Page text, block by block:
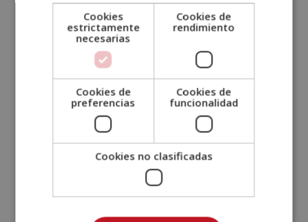
SOLICITA MÁS INFORMACIÓN
Apellidos (*)
Tu correo electrónico (*)
Cookies
estrictamente
necesarias
Cookies de
rendimiento
Cookies de
preferencias
Cookies de
funcionalidad
Cookies no clasificadas